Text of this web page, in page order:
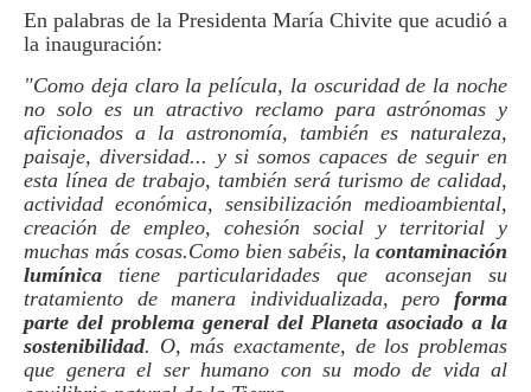
En palabras de la Presidenta María Chivite que acudió a
la inauguración:
"Como deja claro la película, la oscuridad de la noche
no solo es un atractivo reclamo para astrónomas y
aficionados a la astronomía, también es naturaleza,
paisaje, diversidad... y si somos capaces de seguir en
esta línea de trabajo, también será turismo de calidad,
actividad económica, sensibilización medioambiental,
creación de empleo, cohesión social y territorial y
muchas más cosas.Como bien sabéis, la contaminación
lumínica tiene particularidades que aconsejan su
tratamiento de manera individualizada, pero forma
parte del problema general del Planeta asociado a la
sostenibilidad. O, más exactamente, de los problemas
que genera el ser humano con su modo de vida al